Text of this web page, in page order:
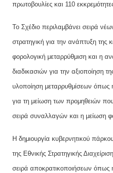
πρωτοβουλίες και 110
Το Σχέδιο περιλαμβάνει σειρά
στρατηγική για την ανάπτυξη
φορολογική μεταρρύθμιση και η
διαδικασιών για την αξιοποίηση
υλοποίηση μεταρρυθμίσεων
για τη μείωση των προμηθειών
σειρά συναλλαγών και η μείωση
Η δημιουργία κυβερνητικού
της Εθνικής Στρατηγικής
σειρά αποκρατικοποιήσεων όπως